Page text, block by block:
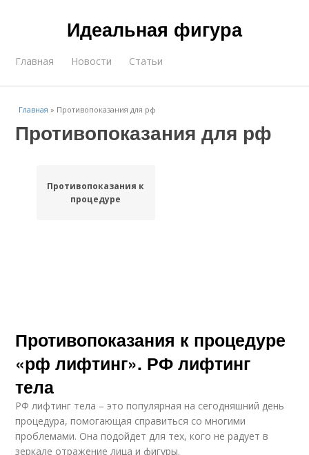
Идеальная фигура
Главная Новости Статьи
Главная » Противопоказания для рф
Противопоказания для рф
Противопоказания к
процедуре
Противопоказания к процедуре
«рф лифтинг». РФ лифтинг
тела
РФ лифтинг тела – это популярная на сегодняшний день
процедура, помогающая справиться со многими
проблемами. Она подойдет для тех, кого не радует в
зеркале отражение лица и фигуры.